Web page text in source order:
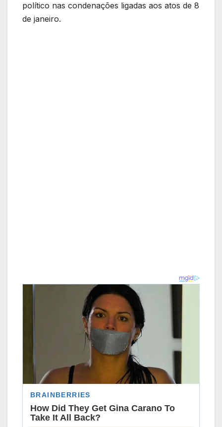
político nas condenações ligadas aos atos de 8
de janeiro.